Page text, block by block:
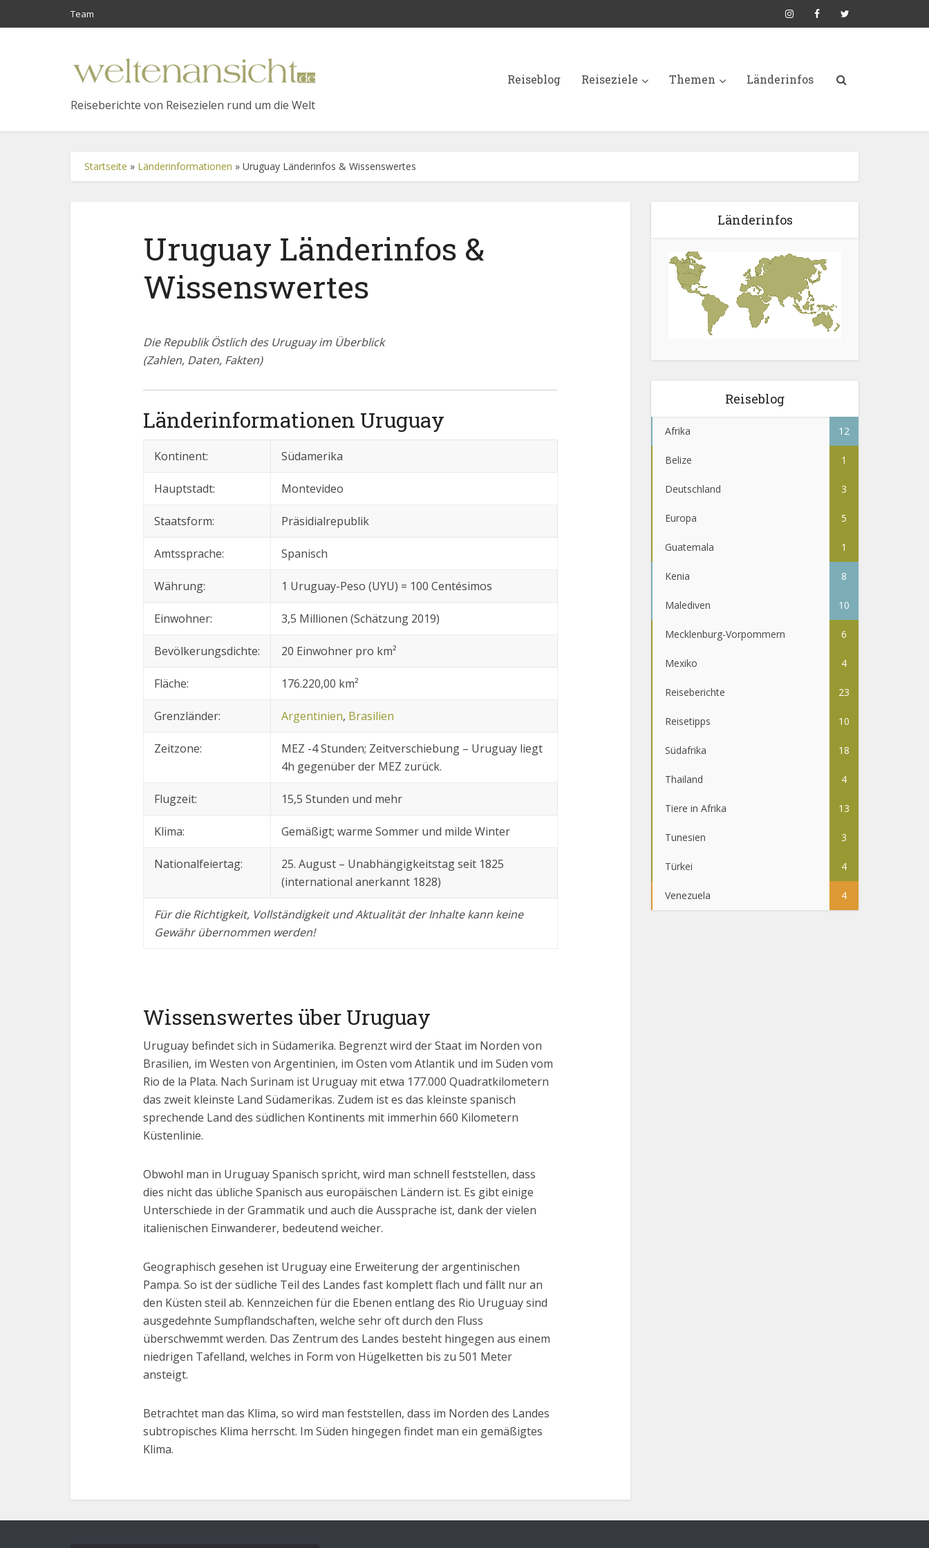
Team
Reiseberichte von Reisezielen rund um die Welt
Reiseblog Reiseziele Themen Länderinfos
Startseite » Länderinformationen » Uruguay Länderinfos & Wissenswertes
Uruguay Länderinfos &
Wissenswertes
Die Republik Östlich des Uruguay im Überblick
(Zahlen, Daten, Fakten)
Länderinformationen Uruguay
Kontinent: Südamerika
Hauptstadt: Montevideo
Staatsform: Präsidialrepublik
Amtssprache: Spanisch
Währung: 1 Uruguay-Peso (UYU) = 100 Centésimos
Einwohner: 3,5 Millionen (Schätzung 2019)
Bevölkerungsdichte: 20 Einwohner pro km²
Fläche: 176.220,00 km²
Grenzländer: Argentinien, Brasilien
Zeitzone:
MEZ -4 Stunden; Zeitverschiebung – Uruguay liegt
4h gegenüber der MEZ zurück.
Flugzeit: 15,5 Stunden und mehr
Klima: Gemäßigt; warme Sommer und milde Winter
Nationalfeiertag:
25. August – Unabhängigkeitstag seit 1825
(international anerkannt 1828)
Für die Richtigkeit, Vollständigkeit und Aktualität der Inhalte kann keine
Gewähr übernommen werden!
Wissenswertes über Uruguay
Uruguay befindet sich in Südamerika. Begrenzt wird der Staat im Norden von
Brasilien, im Westen von Argentinien, im Osten vom Atlantik und im Süden vom
Rio de la Plata. Nach Surinam ist Uruguay mit etwa 177.000 Quadratkilometern
das zweit kleinste Land Südamerikas. Zudem ist es das kleinste spanisch
sprechende Land des südlichen Kontinents mit immerhin 660 Kilometern
Küstenlinie.
Obwohl man in Uruguay Spanisch spricht, wird man schnell feststellen, dass
dies nicht das übliche Spanisch aus europäischen Ländern ist. Es gibt einige
Unterschiede in der Grammatik und auch die Aussprache ist, dank der vielen
italienischen Einwanderer, bedeutend weicher.
Geographisch gesehen ist Uruguay eine Erweiterung der argentinischen
Pampa. So ist der südliche Teil des Landes fast komplett flach und fällt nur an
den Küsten steil ab. Kennzeichen für die Ebenen entlang des Rio Uruguay sind
ausgedehnte Sumpflandschaften, welche sehr oft durch den Fluss
überschwemmt werden. Das Zentrum des Landes besteht hingegen aus einem
niedrigen Tafelland, welches in Form von Hügelketten bis zu 501 Meter
ansteigt.
Betrachtet man das Klima, so wird man feststellen, dass im Norden des Landes
subtropisches Klima herrscht. Im Süden hingegen findet man ein gemäßigtes
Klima.
Länderinfos
Reiseblog
Afrika 12
Belize 1
Deutschland 3
Europa 5
Guatemala 1
Kenia 8
Malediven 10
Mecklenburg-Vorpommern 6
Mexiko 4
Reiseberichte 23
Reisetipps 10
Südafrika 18
Thailand 4
Tiere in Afrika 13
Tunesien 3
Türkei 4
Venezuela 4